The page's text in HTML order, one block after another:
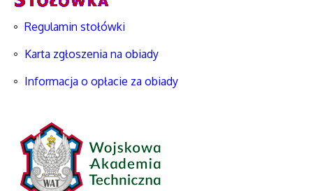
Regulamin stołówki
Karta zgłoszenia na obiady
Informacja o opłacie za obiady